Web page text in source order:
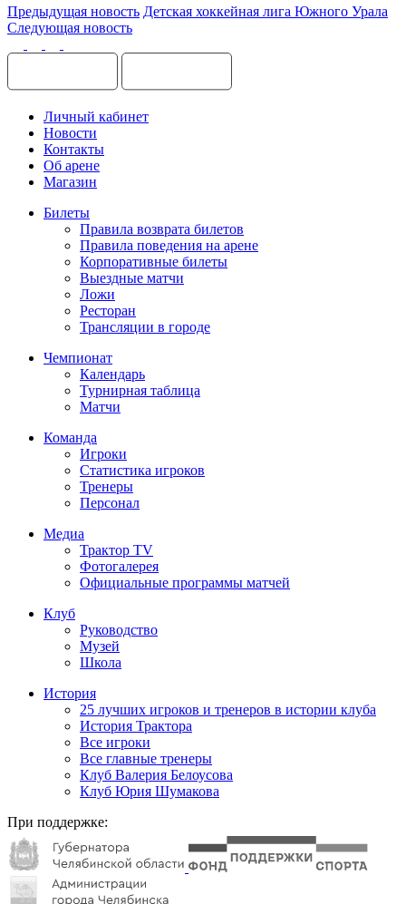
Предыдущая новость Детская хоккейная лига Южного Урала
Следующая новость
Личный кабинет
Новости
Контакты
Об арене
Магазин
Билеты
Правила возврата билетов
Правила поведения на арене
Корпоративные билеты
Выездные матчи
Ложи
Ресторан
Трансляции в городе
Чемпионат
Календарь
Турнирная таблица
Матчи
Команда
Игроки
Статистика игроков
Тренеры
Персонал
Медиа
Трактор TV
Фотогалерея
Официальные программы матчей
Клуб
Руководство
Музей
Школа
История
25 лучших игроков и тренеров в истории клуба
История Трактора
Все игроки
Все главные тренеры
Клуб Валерия Белоусова
Клуб Юрия Шумакова
При поддержке: